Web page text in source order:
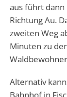
aus führt
Richtung Au.
zweiten Weg
Minuten zu
Alternativ